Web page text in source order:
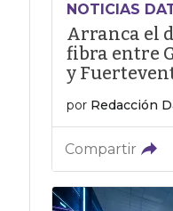
NOTICIAS
Arranca el
fibra entre
y
por Redacción
Compartir